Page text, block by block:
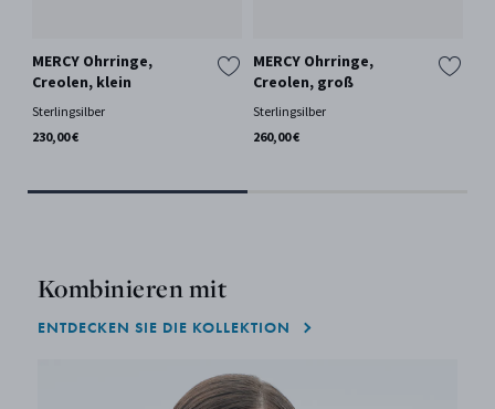
MERCY Ohrringe,
Creolen, klein
Sterlingsilber
230,00 €
MERCY Ohrringe,
Creolen, groß
Sterlingsilber
260,00 €
Kombinieren mit
ENTDECKEN SIE DIE KOLLEKTION